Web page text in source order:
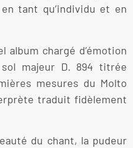
tant qu’individu et en
album chargé d’émotion
majeur D. 894 titrée
mesures du Molto
traduit fidèlement
du chant, la pudeur